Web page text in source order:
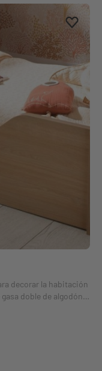
borrar
decorar la habitación
doble de algodón